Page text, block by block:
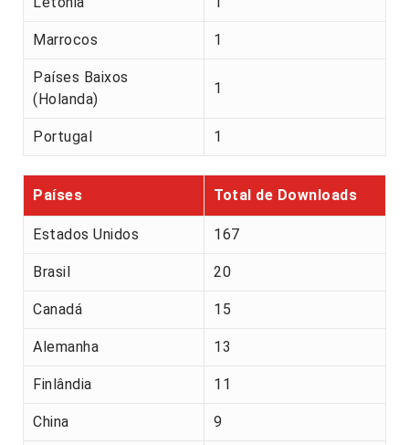
Marrocos 1
Países Baixos
(Holanda)
1
Portugal 1
Países Total de Downloads
Estados Unidos 167
Brasil 20
Canadá 15
Alemanha 13
Finlândia 11
China 9